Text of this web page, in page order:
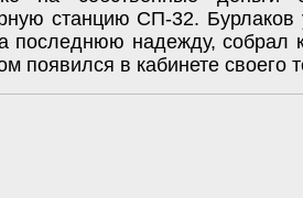
станцию СП-32. Бурлаков
последнюю надежду, собрал
появился в кабинете своего